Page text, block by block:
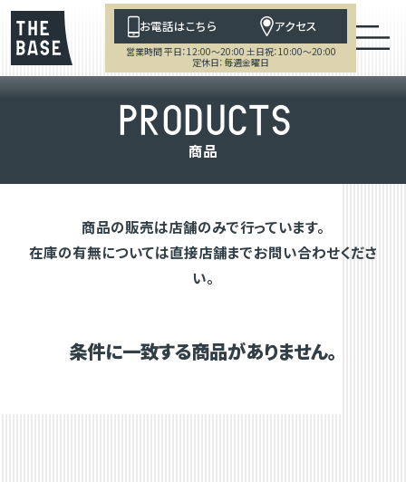
お電話はこちら アクセス
営業時間 平日：12:00～20:00 土日祝：10:00～20:00
定休日：毎週金曜日
PRODUCTS
商品
商品の販売は店舗のみで行っています。
在庫の有無については直接店舗までお問い合わせくださ
い。
条件に一致する商品がありません。